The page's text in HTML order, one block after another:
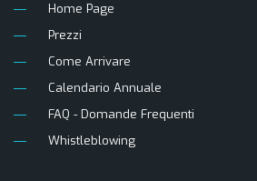
Home Page
Prezzi
Come Arrivare
Calendario Annuale
FAQ - Domande Frequenti
Whistleblowing